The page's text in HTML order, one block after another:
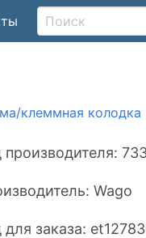
клеммная колодка
производителя:
Wago
для заказа: